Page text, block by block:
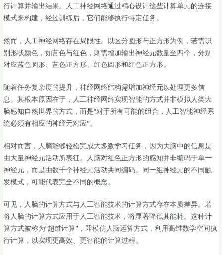
行计算并输出结果。人工神经网络通过精心设计这些计算单元的连接
模式来构建，经过训练后，它们能够执行特定任务。
然而，人工神经网络存在局限性。以区分圆形与正方形为例，若需识
别形状颜色，如蓝色与红色，则需增加输出神经元数量至四个，分别
对应蓝色圆形、蓝色正方形、红色圆形和红色正方形。
随着任务复杂度的提升，神经网络结构需增加神经元以处理更多信
息。其根本原因在于，人工神经网络实现智能的方式并非模拟人类大
脑感知自然世界的方式，而是“对于所有可能的组合，人工智能神经系
统必须有相应的神经元对应”。
相对而言，人脑能够轻松完成大多数学习任务，因为大脑中的信息是
由大量神经元活动所表征。人脑对红色正方形的感知并非编码于单一
神经元，而是由数千个神经元活动共同编码。同一组神经元的不同触
发模式，可能代表完全不同的概念。
可见，人脑的计算方式与人工智能技术的计算方式存在本质差异。若
将人脑的计算方式应用于人工智能技术，将显著降低其能耗。这种计
算方式被称为“超维计算”，即模仿人脑运算方式，利用高维数学空间执
行计算，以实现更高效、更智能的计算过程。